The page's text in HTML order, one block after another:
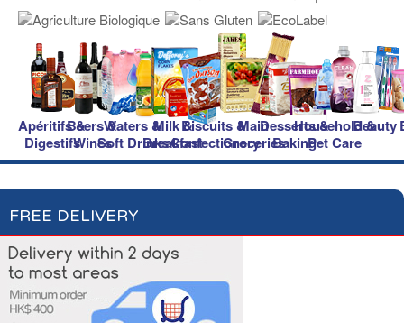
Apéritifs &
Digestifs
Beers &
Wines
Waters &
Soft Drinks
Milk &
Breakfast
Biscuits &
Confectionery
Main
Groceries
Desserts &
Baking
Household &
Pet Care
Beauty
FREE DELIVERY